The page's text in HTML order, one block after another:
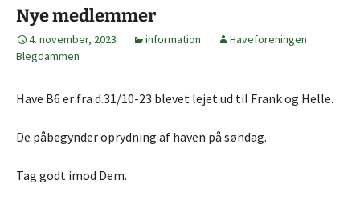
Nye medlemmer
4. november, 2023 information
Haveforeningen
Blegdammen
Have B6 er fra d.31/10-23 blevet lejet ud til Frank og Helle.
De påbegynder oprydning af haven på søndag.
Tag godt imod Dem.